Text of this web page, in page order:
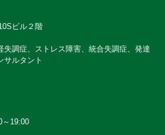
ビル２階
失調症、ストレス障害、統合失調症、発達
サルタント
～19:00